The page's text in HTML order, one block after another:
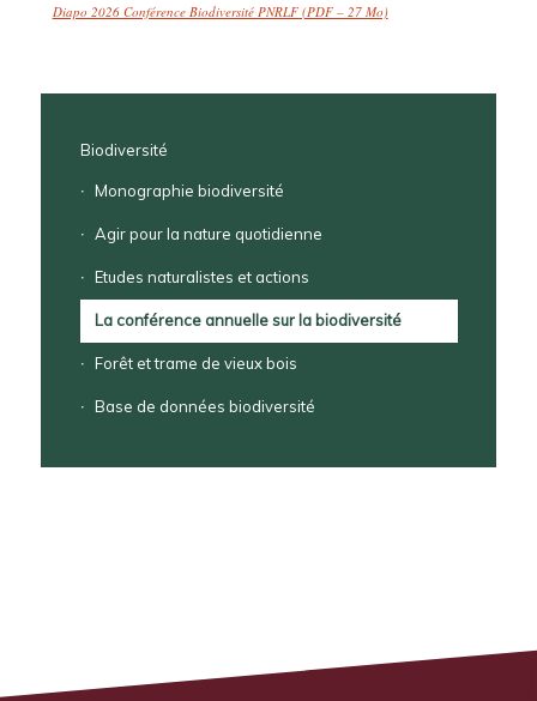
Diapo 2026 Conférence Biodiversité PNRLF (PDF – 27 Mo)
Biodiversité
Monographie biodiversité
Agir pour la nature quotidienne
Etudes naturalistes et actions
La conférence annuelle sur la biodiversité
Forêt et trame de vieux bois
Base de données biodiversité